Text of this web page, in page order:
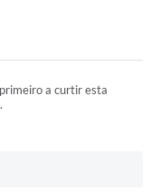
a curtir esta